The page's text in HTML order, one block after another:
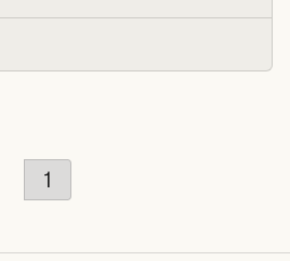
1